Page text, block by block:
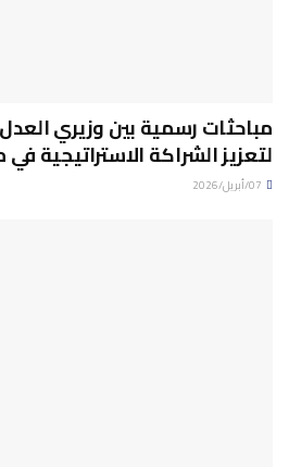
مباحثات رسمية بين وزيري
لتعزيز الشراكة الاستراتيجية